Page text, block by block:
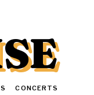
CONCERTS